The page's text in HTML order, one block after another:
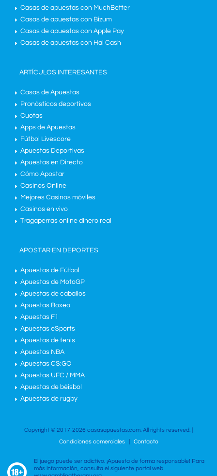
Casas de apuestas con MuchBetter
Casas de apuestas con Bizum
Casas de apuestas con Apple Pay
Casas de apuestas con Hal Cash
ARTÍCULOS INTERESANTES
Casas de Apuestas
Pronósticos deportivos
Cuotas
Apps de Apuestas
Fútbol Livescore
Apuestas Deportivas
Apuestas en Directo
Cómo Apostar
Casinos Online
Mejores Casinos móviles
Casinos en vivo
Tragaperras online dinero real
APOSTAR EN DEPORTES
Apuestas de Fútbol
Apuestas de MotoGP
Apuestas de caballos
Apuestas Boxeo
Apuestas F1
Apuestas eSports
Apuestas de tenis
Apuestas NBA
Apuestas CS:GO
Apuestas UFC / MMA
Apuestas de béisbol
Apuestas de rugby
Copyright © 2017-2026 casasapuestas.com. All rights reserved. |
Condiciones comerciales
Contacto
El juego puede ser adictivo. ¡Apuesta de forma responsable! Para
más información, consulta el siguiente portal web